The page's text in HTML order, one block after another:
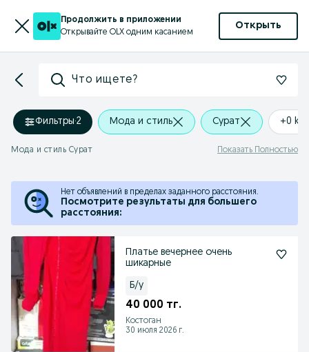
Продолжить в приложении
Открывайте OLX одним касанием
Открыть
Что ищете?
Фильтры·2 Мода и стиль Сурат +0 km
Мода и стиль Сурат Показать Полностью
Нет объявлений в пределах заданного расстояния.
Посмотрите результаты для большего
расстояния:
Платье вечернее очень
шикарные
Б/у
40 000 тг.
Костоган
30 июля 2026 г.